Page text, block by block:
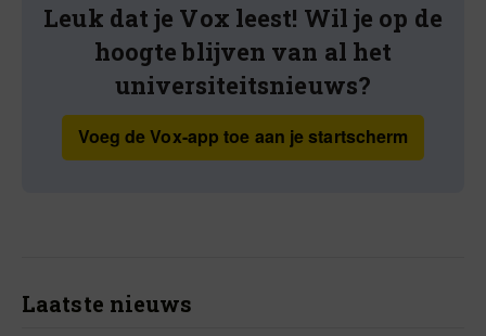
Leuk dat je Vox leest! Wil je op de
hoogte blijven van al het
universiteitsnieuws?
Voeg de Vox-app toe aan je startscherm
Laatste nieuws